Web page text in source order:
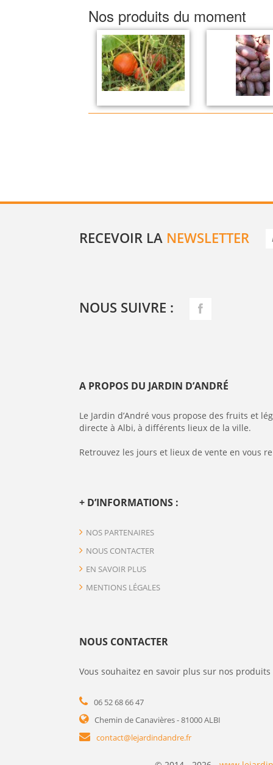
Nos produits du moment
RECEVOIR LA NEWSLETTER
NOUS SUIVRE :
A PROPOS DU JARDIN D’ANDRÉ
Le Jardin d’André vous propose des fruits et
directe à Albi, à différents lieux de la ville.
Retrouvez les jours et lieux de vente en vous
+ D’INFORMATIONS :
NOS PARTENAIRES
NOUS CONTACTER
EN SAVOIR PLUS
MENTIONS LÉGALES
NOUS CONTACTER
Vous souhaitez en savoir plus sur nos
06 52 68 66 47
Chemin de Canavières - 81000 ALBI
contact@lejardindandre.fr